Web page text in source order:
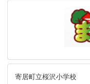
寄居町立桜沢小学校